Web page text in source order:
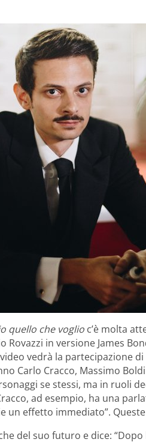
quello che voglio c’è molta
Rovazzi in versione James
vedrà la partecipazione
Carlo Cracco, Massimo
se stessi, ma in ruoli
ad esempio, ha una
un effetto immediato”.
del suo futuro e dice: “Dopo